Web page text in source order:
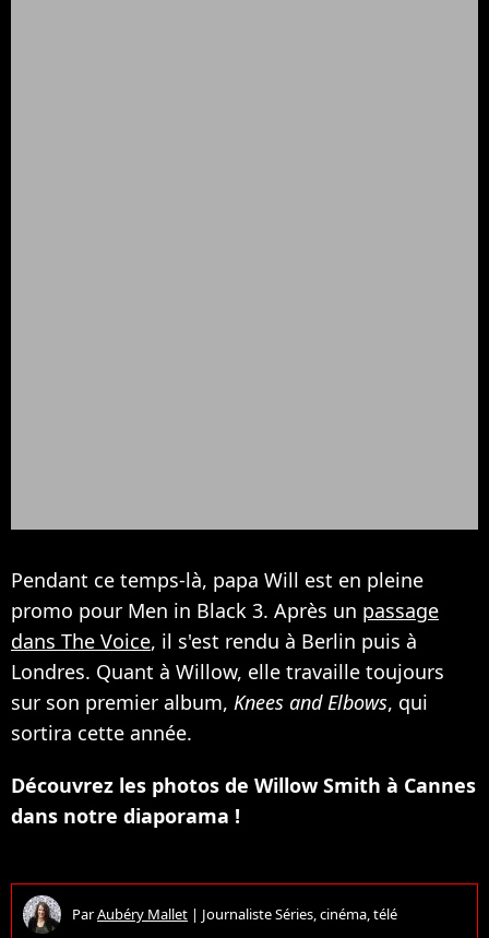
Pendant ce temps-là, papa Will est en pleine
promo pour Men in Black 3. Après un passage
dans The Voice, il s'est rendu à Berlin puis à
Londres. Quant à Willow, elle travaille toujours
sur son premier album, Knees and Elbows, qui
sortira cette année.
Découvrez les photos de Willow Smith à Cannes
dans notre diaporama !
ParAubéry Mallet | Journaliste Séries, cinéma, télé